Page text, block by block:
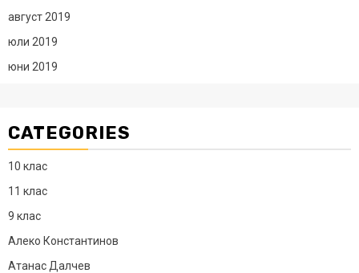
август 2019
юли 2019
юни 2019
CATEGORIES
10 клас
11 клас
9 клас
Алеко Константинов
Атанас Далчев